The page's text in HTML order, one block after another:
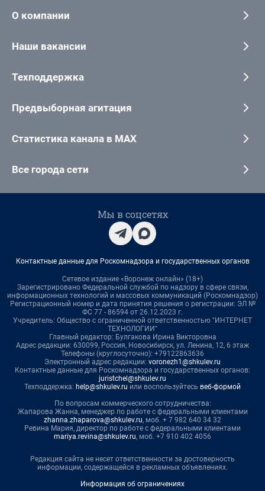
О компании
Наши вакансии
Техподдержка
Предвыборная агитация
Статистика канала в MAX
Все города сети
Мы в соцсетях
Контактные данные для Роскомнадзора и государственных органов
Сетевое издание «Воронеж онлайн» (18+)
Зарегистрировано Федеральной службой по надзору в сфере связи,
информационных технологий и массовых коммуникаций (Роскомнадзор)
Регистрационный номер и дата принятия решения о регистрации: ЭЛ №
ФС 77 - 86594 от 26.12.2023 г.
Учредитель: Общество с ограниченной ответственностью "ИНТЕРНЕТ
ТЕХНОЛОГИИ"
Главный редактор: Булгакова Ирина Викторовна
Адрес редакции: 630099, Россия, Новосибирск, ул. Ленина, 12, 6 этаж
Телефоны (круглосуточно): +79122863636
Электронный адрес редакции: voronezh1@shkulev.ru
Контактные данные для Роскомнадзора и государственных органов:
juristchel@shkulev.ru
Техподдержка: help@shkulev.ru или воспользуйтесь веб-формой
По вопросам коммерческого сотрудничества:
Жапарова Жанна, менеджер по работе с федеральными клиентами
zhanna.zhaparova@shkulev.ru, моб. + 7 982 640 34 32
Ревина Мария, директор по работе с федеральными клиентами
mariya.revina@shkulev.ru, моб. +7 910 402 4056
Редакция сайта не несет ответственности за достоверность
информации, содержащейся в рекламных объявлениях.
Информация об ограничениях